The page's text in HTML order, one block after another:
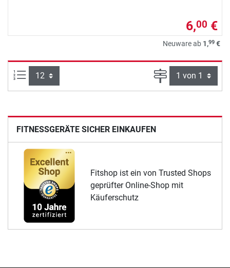
6,00 €
Neuware ab 1,99 €
Artikel pro Seite: Seite
FITNESSGERÄTE SICHER EINKAUFEN
Fitshop ist ein von Trusted Shops
geprüfter Online-Shop mit
Käuferschutz